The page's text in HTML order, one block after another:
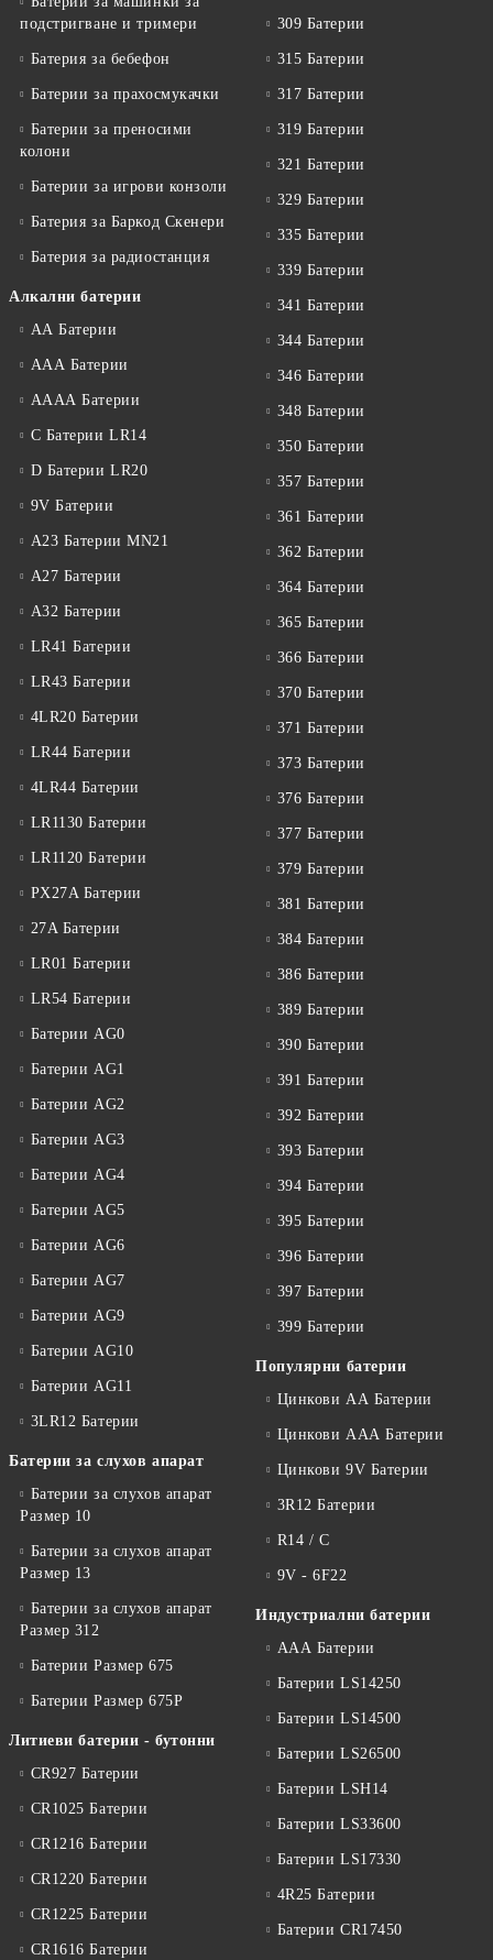
подстригване и тримери
Батерия за бебефон
Батерии за прахосмукачки
Батерии за преносими
колони
Батерии за игрови конзоли
Батерия за Баркод Скенери
Батерия за радиостанция
Алкални батерии
АА Батерии
ААА Батерии
АААА Батерии
C Батерии LR14
D Батерии LR20
9V Батерии
A23 Батерии MN21
A27 Батерии
A32 Батерии
LR41 Батерии
LR43 Батерии
4LR20 Батерии
LR44 Батерии
4LR44 Батерии
LR1130 Батерии
LR1120 Батерии
PX27A Батерии
27A Батерии
LR01 Батерии
LR54 Батерии
Батерии AG0
Батерии AG1
Батерии AG2
Батерии AG3
Батерии AG4
Батерии AG5
Батерии AG6
Батерии AG7
Батерии AG9
Батерии AG10
Батерии AG11
3LR12 Батерии
Батерии за слухов апарат
Батерии за слухов апарат
Размер 10
Батерии за слухов апарат
Размер 13
Батерии за слухов апарат
Размер 312
Батерии Размер 675
Батерии Размер 675P
Литиеви батерии - бутонни
CR927 Батерии
CR1025 Батерии
CR1216 Батерии
CR1220 Батерии
CR1225 Батерии
CR1616 Батерии
309 Батерии
315 Батерии
317 Батерии
319 Батерии
321 Батерии
329 Батерии
335 Батерии
339 Батерии
341 Батерии
344 Батерии
346 Батерии
348 Батерии
350 Батерии
357 Батерии
361 Батерии
362 Батерии
364 Батерии
365 Батерии
366 Батерии
370 Батерии
371 Батерии
373 Батерии
376 Батерии
377 Батерии
379 Батерии
381 Батерии
384 Батерии
386 Батерии
389 Батерии
390 Батерии
391 Батерии
392 Батерии
393 Батерии
394 Батерии
395 Батерии
396 Батерии
397 Батерии
399 Батерии
Популярни батерии
Цинкови АА Батерии
Цинкови ААА Батерии
Цинкови 9V Батерии
3R12 Батерии
R14 / C
9V - 6F22
Индустриални батерии
ААА Батерии
Батерии LS14250
Батерии LS14500
Батерии LS26500
Батерии LSH14
Батерии LS33600
Батерии LS17330
4R25 Батерии
Батерии CR17450